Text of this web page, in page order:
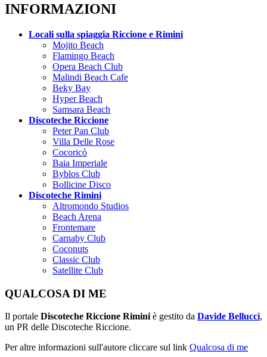
INFORMAZIONI
Locali sulla spiaggia Riccione e Rimini
Mojito Beach
Flamingo Beach
Opera Beach Club
Malindi Beach Cafe
Beky Bay
Hyper Beach
Samsara Beach
Discoteche Riccione
Peter Pan Club
Villa Delle Rose
Cocoricò
Baia Imperiale
Byblos Club
Bollicine Disco
Discoteche Rimini
Altromondo Studios
Beach Arena
Frontemare
Carnaby Club
Coconuts
Classic Club
Satellite Club
QUALCOSA DI ME
Il portale Discoteche Riccione Riminiè gestito da Davide Bellucci,
un PR delle Discoteche Riccione.
Per altre informazioni sull'autore cliccare sul link Qualcosa di me